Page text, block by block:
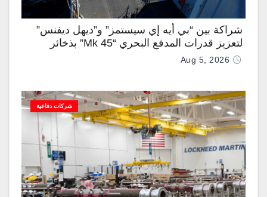
شراكة بين “بي أيه إي سيستمز” و”ديهل ديفنس”
لتعزيز قدرات المدفع البحري “Mk 45” بذخائر
موجهة وصواريخ “IRIS-T”
Aug 5, 2026
شركات دفاعية